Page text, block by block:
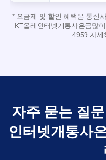
* 요금제 및 할인 혜택은 통신
KT올레인터넷개통사은금많
4959 자세
자주 묻는 질
인터넷개통사